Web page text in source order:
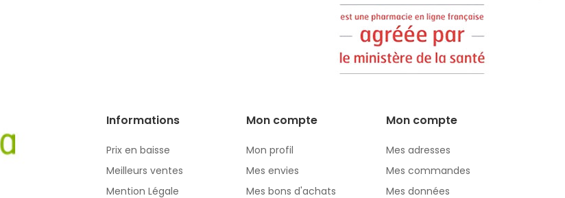
Informations
Prix en baisse
Meilleurs ventes
Mention Légale
Mon compte
Mon profil
Mes envies
Mes bons d'achats
Mon compte
Mes adresses
Mes commandes
Mes données